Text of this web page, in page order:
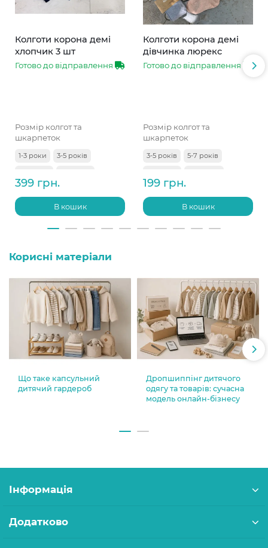
Колготи корона демі
хлопчик 3 шт
Готово до відправлення
Розмір колгот та
шкарпеток
1-3 роки
3-5 років
399 грн.
В кошик
Колготи корона демі
дівчинка люрекс
Готово до відправлення
Розмір колгот та
шкарпеток
3-5 років
5-7 років
199 грн.
В кошик
Корисні матеріали
Що таке капсульний
дитячий гардероб
Дропшиппінг дитячого
одягу та товарів: сучасна
модель онлайн-бізнесу
Інформація
Додатково